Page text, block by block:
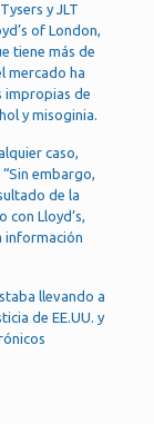
y JLT
of London,
tiene más de
mercado ha
impropias de
y misoginia.
caso,
embargo,
de la
Lloyd’s,
información
llevando a
de EE.UU. y